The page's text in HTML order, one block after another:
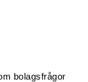
bolagsfrågor